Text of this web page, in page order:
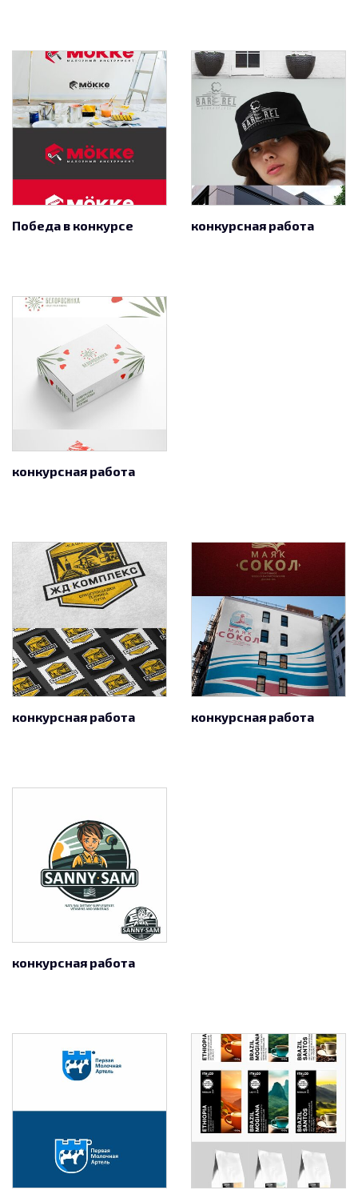
Победа в конкурсе конкурсная работа
конкурсная работа
конкурсная работа конкурсная работа
конкурсная работа